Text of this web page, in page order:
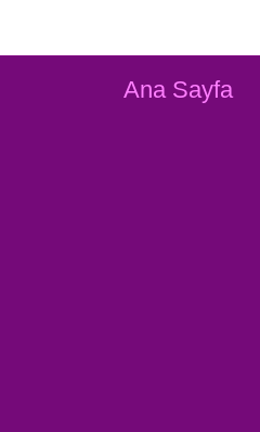
Ana Sayfa